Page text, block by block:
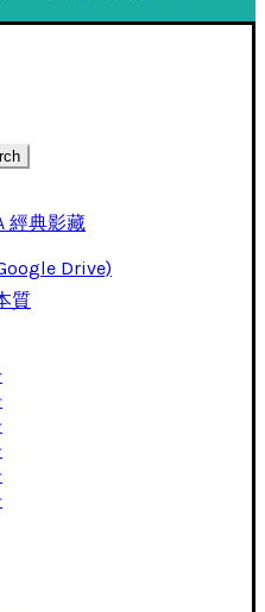
經典影藏
Drive)
質